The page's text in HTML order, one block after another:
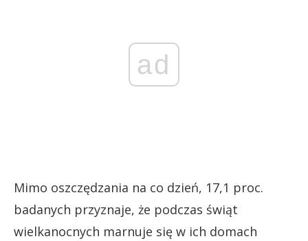
ad
Mimo oszczędzania na co dzień, 17,1 proc.
badanych przyznaje, że podczas świąt
wielkanocnych marnuje się w ich domach